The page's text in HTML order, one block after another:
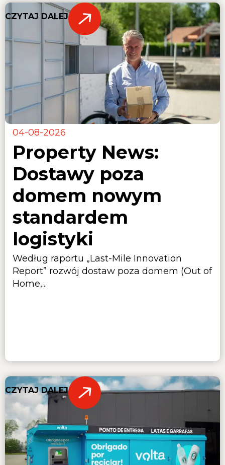
04-08-2026
Property News:
Dostawy poza
domem nowym
standardem
logistyki
Według raportu „Last-Mile Innovation
Report” rozwój dostaw poza domem (Out of
Home,...
CZYTAJ DALEJ
CZYTAJ DALEJ